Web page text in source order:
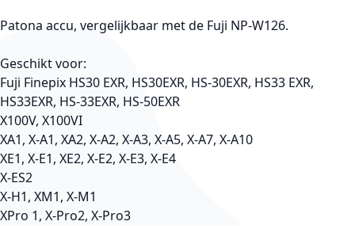
Patona accu, vergelijkbaar met de Fuji NP-W126.
Geschikt voor:
Fuji Finepix HS30 EXR, HS30EXR, HS-30EXR, HS33 EXR,
HS33EXR, HS-33EXR, HS-50EXR
X100V, X100VI
XA1, X-A1, XA2, X-A2, X-A3, X-A5, X-A7, X-A10
XE1, X-E1, XE2, X-E2, X-E3, X-E4
X-ES2
X-H1, XM1, X-M1
XPro 1, X-Pro2, X-Pro3